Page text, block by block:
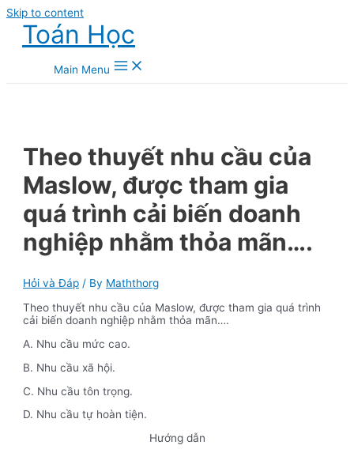
Skip to content
Toán Học
Main Menu
Theo thuyết nhu cầu của
Maslow, được tham gia
quá trình cải biến doanh
nghiệp nhằm thỏa mãn….
Hỏi và Đáp / By Maththorg
Theo thuyết nhu cầu của Maslow, được tham gia quá trình
cải biến doanh nghiệp nhằm thỏa mãn….
A. Nhu cầu mức cao.
B. Nhu cầu xã hội.
C. Nhu cầu tôn trọng.
D. Nhu cầu tự hoàn tiện.
Hướng dẫn